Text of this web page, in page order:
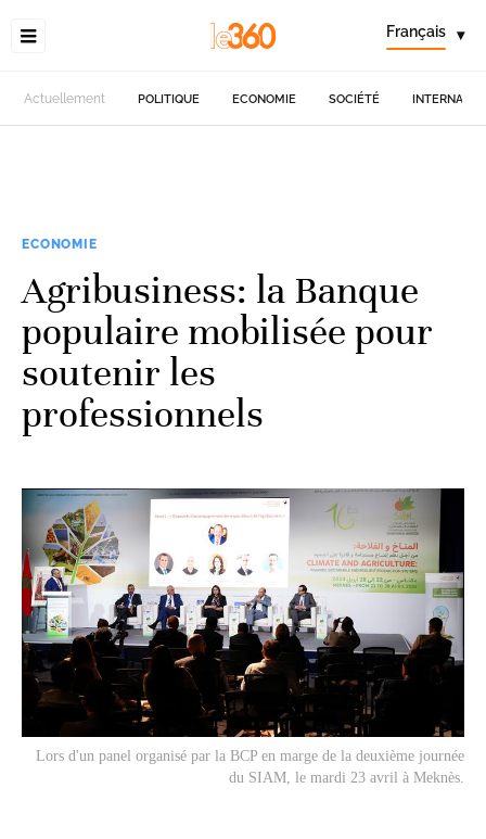
Français ▾
Actuellement POLITIQUE ECONOMIE SOCIÉTÉ
ECONOMIE
Agribusiness: la Banque
populaire mobilisée pour
soutenir les
professionnels
Lors d'un panel organisé par la BCP en marge de la deuxième journée
du SIAM, le mardi 23 avril à Meknès.